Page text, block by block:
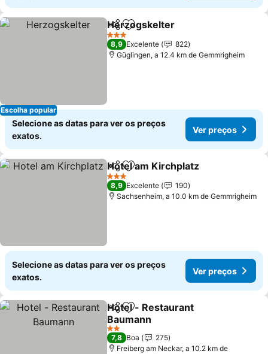
Escolha popular
PartilharAdicionar aos favoritos
Herzogskelter
3 Estrelas
8,9 Excelente
822
Güglingen, a 12.4 km de Gemmrigheim
Selecione as datas para ver os preços
exatos.
Ver preços
PartilharAdicionar aos favoritos
Hotel am Kirchplatz
3 Estrelas
8,9 Excelente
190
Sachsenheim, a 10.0 km de Gemmrigheim
Selecione as datas para ver os preços
exatos.
Ver preços
PartilharAdicionar aos favoritos
Hotel - Restaurant
Baumann
2 Estrelas
7,8 Boa
275
Freiberg am Neckar, a 10.2 km de